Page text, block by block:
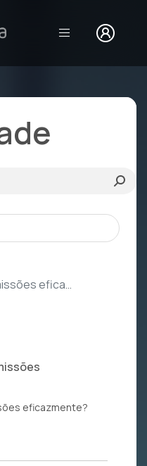
Como integrar UX e permissões eficazmente?
eficazmente?